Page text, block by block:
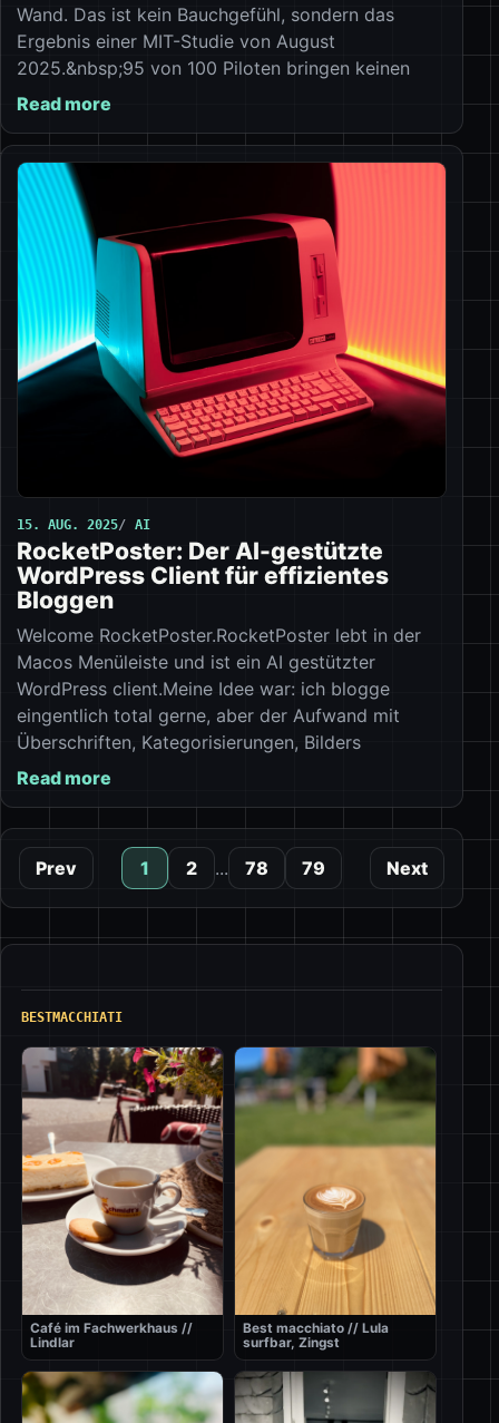
Wand. Das ist kein Bauchgefühl, sondern das
Ergebnis einer MIT-Studie von August
2025.&nbsp;95 von 100 Piloten bringen keinen
Read more
15. AUG. 2025 AI
RocketPoster: Der AI-gestützte
WordPress Client für effizientes
Bloggen
Welcome RocketPoster.RocketPoster lebt in der
Macos Menüleiste und ist ein AI gestützter
WordPress client.Meine Idee war: ich blogge
eingentlich total gerne, aber der Aufwand mit
Überschriften, Kategorisierungen, Bilders
Read more
Prev 1 2 ... 78 79 Next
BESTMACCHIATI
Café im Fachwerkhaus //
Lindlar
Best macchiato // Lula
surfbar, Zingst